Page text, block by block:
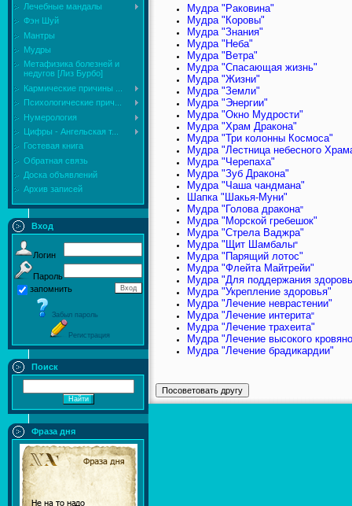
Лечебные мандалы
Фэн Шуй
Мантры
Мудры
Mетафизика болезней и
недугов [Лиз Бурбо]
Кармические причины ...
Психологические прич...
Нумерология
Цифры - Ангельская т...
Гостевая книга
Обратная связь
Доска объявлений
Архив записей
Вход
Логин
Пароль
запомнить
Забыл пароль
Регистрация
Поиск
Фраза дня
Мудра "Раковина"
Мудра "Коровы"
Мудра "Знания"
Мудра "Неба"
Мудра "Ветра"
Мудра "Спасающая жизнь"
Мудра "Жизни"
Мудра "Земли"
Мудра "Энергии"
Мудра "Окно Мудрости"
Мудра "Храм Дракона"
Мудра "Три колонны Космоса"
Мудра "Лестница небесного
Мудра "Черепаха"
Мудра "Зуб Дракона"
Мудра "Чаша чандмана"
Шапка "Шакья-Муни"
Мудра "Голова дракона"
Мудра "Морской гребешок"
Мудра "Стрела Ваджра"
Мудра "Щит Шамбалы"
Мудра "Парящий лотос"
Мудра "Флейта Майтрейи"
Мудра "Для поддержания
Мудра "Укрепление здоровья"
Мудра "Лечение неврастении"
Мудра "Лечение интерита"
Мудра "Лечение трахеита"
Мудра "Лечение высокого
Мудра "Лечение брадикардии"